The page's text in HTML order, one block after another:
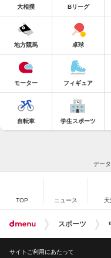
大相撲 Bリーグ
地方競馬 卓球
モーター フィギュア
自転車 学生スポーツ
デー
TOP ニュース 天
スポーツ
サイトご利用にあたって